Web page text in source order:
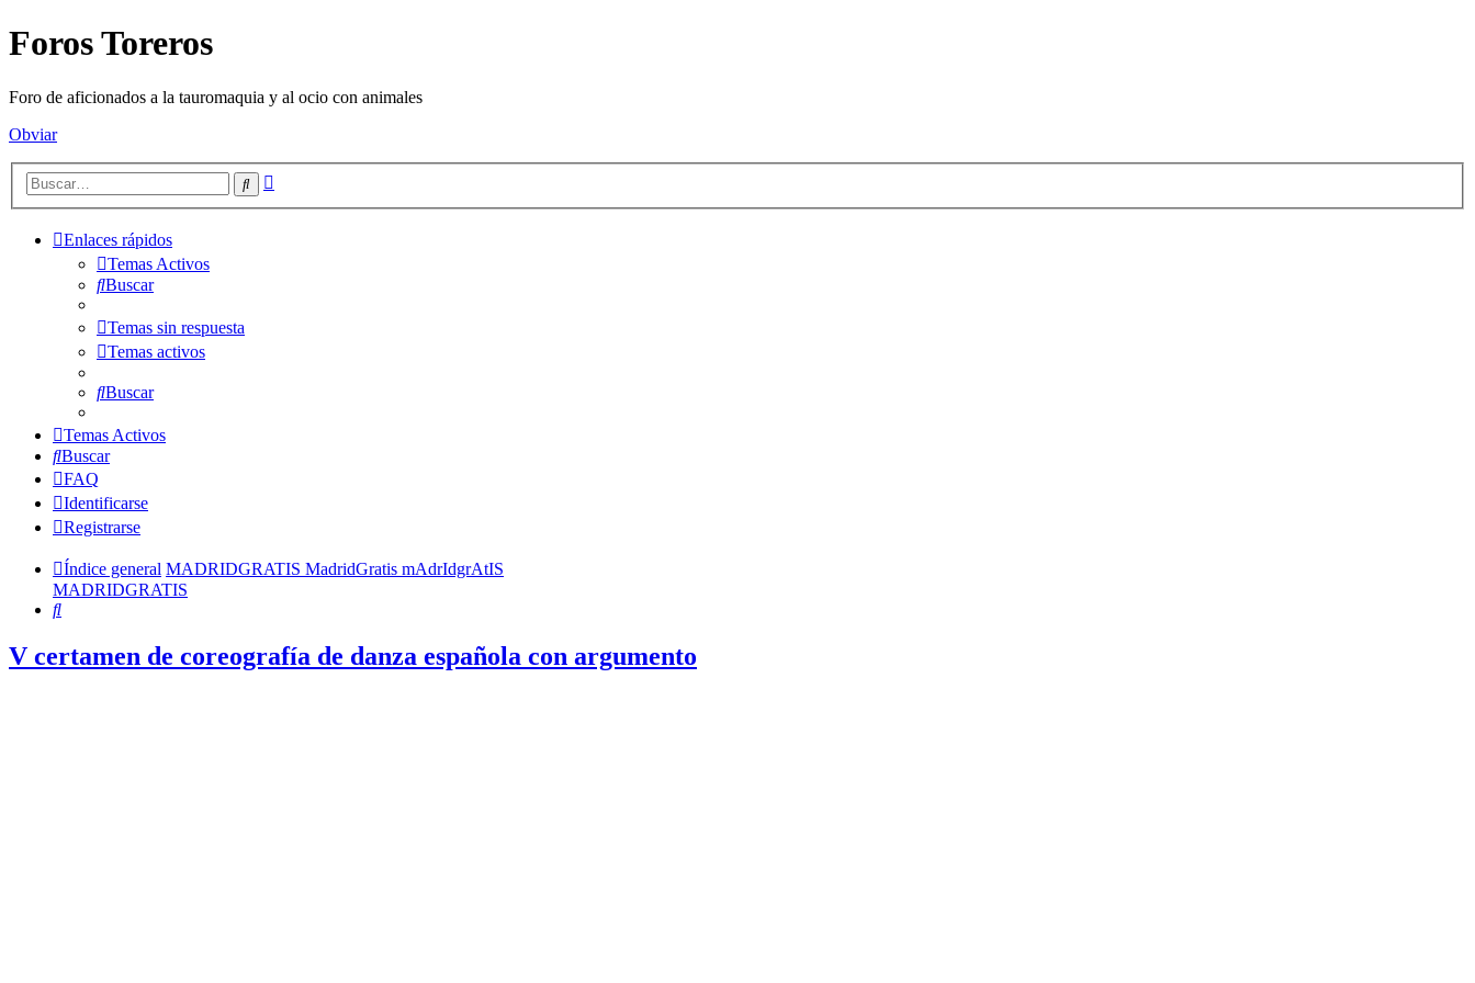
Foros Toreros
Foro de aficionados a la tauromaquia y al ocio con animales
Obviar
Buscar
Enlaces rápidos
Temas Activos
Buscar
Temas sin respuesta
Temas activos
Buscar
Temas Activos
Buscar
FAQ
Identificarse
Registrarse
Índice general MADRIDGRATIS MadridGratis mAdrIdgrAtIS
MADRIDGRATIS
Buscar
V certamen de coreografía de danza española con argumento